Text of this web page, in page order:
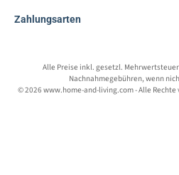
Zahlungsarten
Alle Preise inkl. gesetzl.
Nachnahmegebühren, wenn
© 2026 www.home-and-living.com - Alle